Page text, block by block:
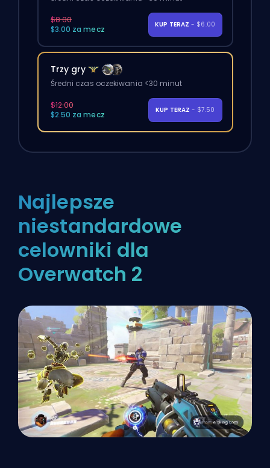
$8.00
$3.00 za mecz
KUP TERAZ - $6.00
Trzy gry
Średni czas oczekiwania <30 minut
$12.00
$2.50 za mecz
KUP TERAZ - $7.50
Najlepsze
niestandardowe
celowniki dla
Overwatch 2